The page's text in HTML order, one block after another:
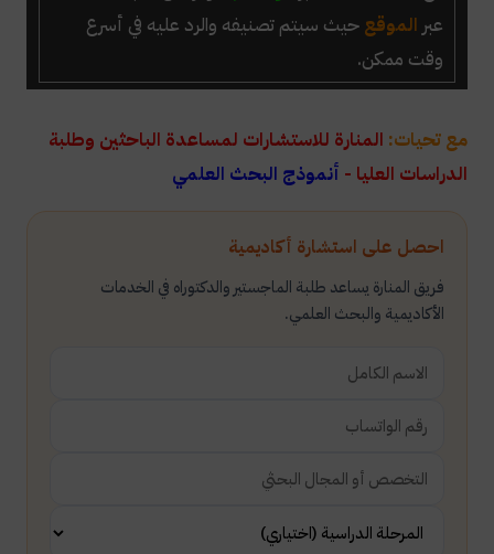
احصل على استشارة أكاديمية
فريق المنارة يساعد طلبة الماجستير والدكتوراه في الخدمات
الأكاديمية والبحث العلمي.
عبر الموقع حيث سيتم تصنيفه والرد عليه في أسرع
وقت ممكن.
مع تحيات: المنارة للاستشارات لمساعدة الباحثين وطلبة
الدراسات العليا - أنموذج البحث العلمي